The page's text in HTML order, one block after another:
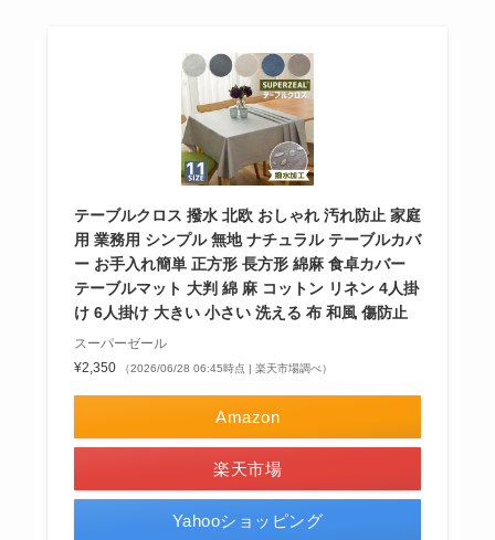
テーブルクロス 撥水 北欧 おしゃれ 汚れ防止 家庭
用 業務用 シンプル 無地 ナチュラル テーブルカバ
ー お手入れ簡単 正方形 長方形 綿麻 食卓カバー
テーブルマット 大判 綿 麻 コットン リネン 4人掛
け 6人掛け 大きい 小さい 洗える 布 和風 傷防止
スーパーゼール
¥2,350
（2026/06/28 06:45時点 | 楽天市場調べ）
Amazon
楽天市場
Yahooショッピング